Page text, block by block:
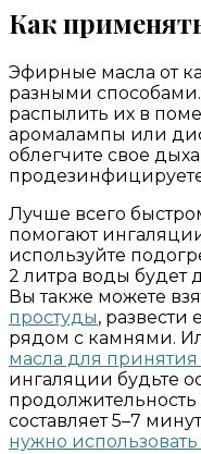
Как
Эфирные масла от
разными
распылить их в
аромалампы или
облегчите свое
Лучше всего
помогают
используйте
2 литра воды будет
Вы также можете
простуды, развести
рядом с камнями.
масла для
ингаляции будьте
составляет 5–7
нужно